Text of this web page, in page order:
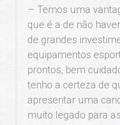
– Temos uma
que é a de não
de grandes
equipamentos
prontos, bem
tenho a certeza de
apresentar uma
muito legado para